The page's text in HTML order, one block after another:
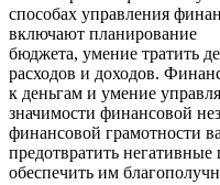
способах управления
включают планирование
бюджета, умение тратить
расходов и доходов.
к деньгам и умение
значимости финансовой
финансовой грамотности
предотвратить
обеспечить им